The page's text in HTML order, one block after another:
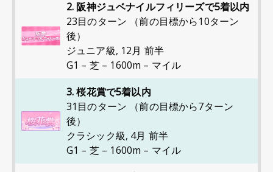
2. 阪神ジュベナイルフィリーズで5着以内
23目のターン （前の目標から10ターン
後）
ジュニア級, 12月 前半
G1 – 芝 – 1600m – マイル
3. 桜花賞で5着以内
31目のターン （前の目標から7ターン
後）
クラシック級, 4月 前半
G1 – 芝 – 1600m – マイル